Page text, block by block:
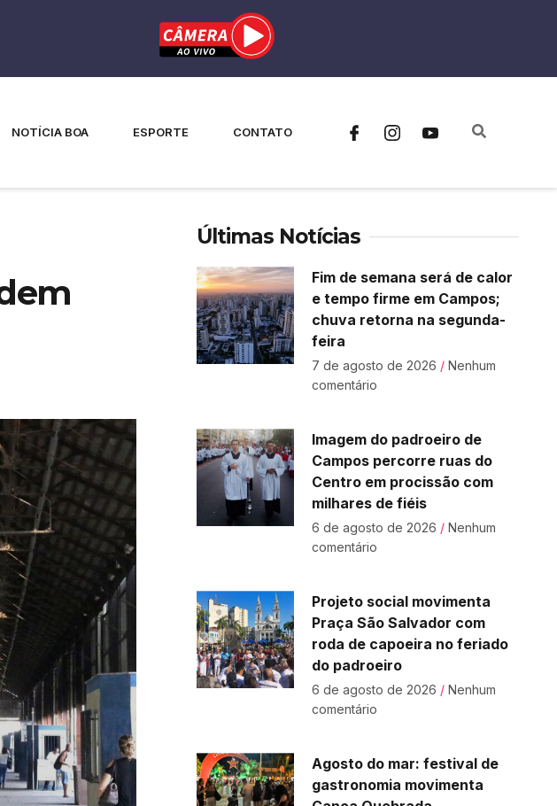
NOTÍCIA BOA ESPORTE CONTATO
Últimas Notícias
Fim de semana será de calor
e tempo firme em Campos;
chuva retorna na segunda-
feira
7 de agosto de 2026 Nenhum
comentário
Imagem do padroeiro de
Campos percorre ruas do
Centro em procissão com
milhares de fiéis
6 de agosto de 2026 Nenhum
comentário
Projeto social movimenta
Praça São Salvador com
roda de capoeira no feriado
do padroeiro
6 de agosto de 2026 Nenhum
comentário
Agosto do mar: festival de
gastronomia movimenta